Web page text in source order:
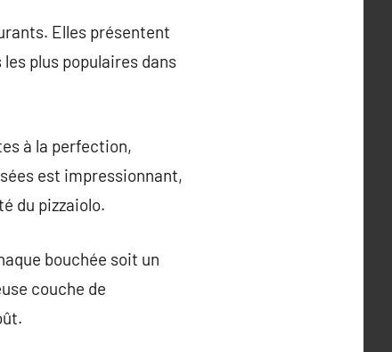
Elles présentent
plus populaires dans
à la perfection,
est impressionnant,
du pizzaiolo.
bouchée soit un
couche de